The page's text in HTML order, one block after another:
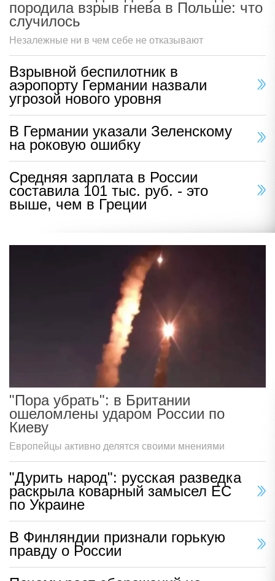
породила взрыв гнева в Польше: что
случилось
Незалежные ни в чем себе не отказывают
Взрывной беспилотник в
аэропорту Германии назвали
угрозой нового уровня
В Германии указали Зеленскому
на роковую ошибку
Средняя зарплата в России
составила 101 тыс. руб. - это
выше, чем в Греции
"Пора убрать": в Британии
ошеломлены ударом России по
Киеву
Европейцы активно делятся своими мнениями
"Дурить народ": русская разведка
раскрыла коварный замысел ЕС
по Украине
В Финляндии признали горькую
правду о России